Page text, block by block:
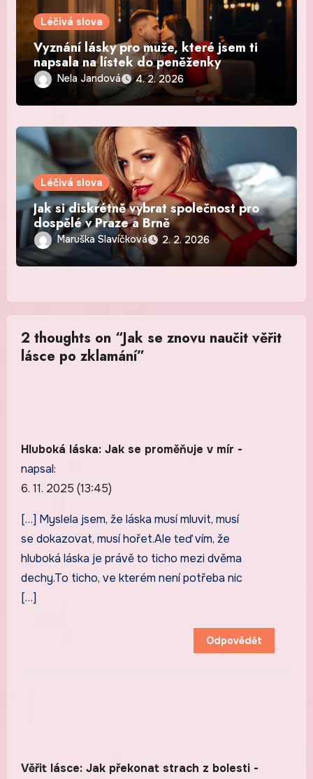
Léčivá slova
Vyznání lásky pro muže, které jsem ti
napsala na lístek do peněženky
Nela Jandová 4. 2. 2026
Léčivá slova
Jak si diskrétně vybrat společnost pro
dospělé v Praze a Brně
Maruška Slavíčková 2. 2. 2026
2 thoughts on “Jak se znovu naučit věřit
lásce po zklamání”
Hluboká láska: Jak se proměňuje v mír -
napsal:
6. 11. 2025 (13:45)
[…] Myslela jsem, že láska musí mluvit, musí
se dokazovat, musí hořet.Ale teď vím, že
hluboká láska je právě to ticho mezi dvěma
dechy.To ticho, ve kterém není potřeba nic
[…]
Odpovědět
Věřit lásce: Jak překonat strach z bolesti -